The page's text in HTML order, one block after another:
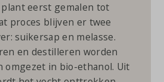
eerst gemalen tot
proces blijven er twee
suikersap en melasse.
en destilleren worden
omgezet in bio-ethanol. Uit